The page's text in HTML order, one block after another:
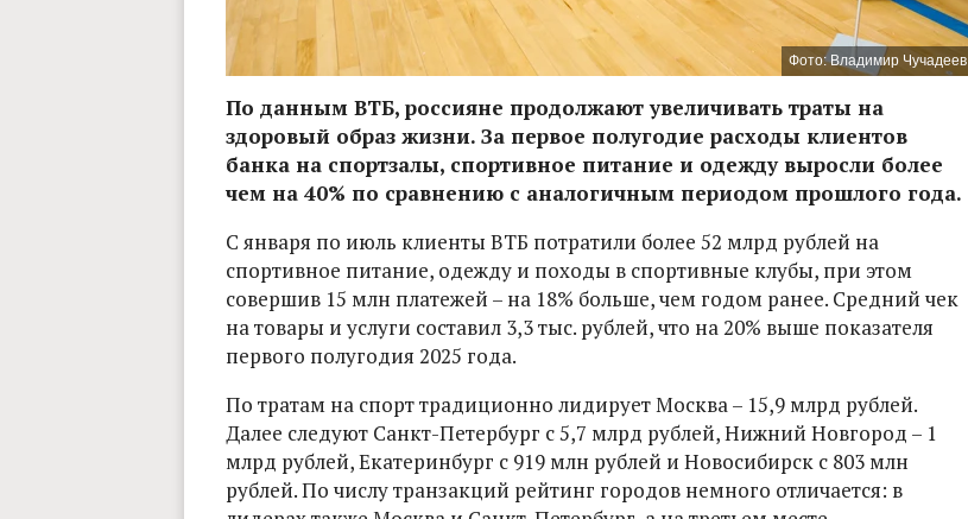
Фото: Владимир Чучадеев
По данным ВТБ, россияне продолжают увеличивать траты на
здоровый образ жизни. За первое полугодие расходы клиентов
банка на спортзалы, спортивное питание и одежду выросли более
чем на 40% по сравнению с аналогичным периодом прошлого года.
С января по июль клиенты ВТБ потратили более 52 млрд рублей на
спортивное питание, одежду и походы в спортивные клубы, при этом
совершив 15 млн платежей – на 18% больше, чем годом ранее. Средний чек
на товары и услуги составил 3,3 тыс. рублей, что на 20% выше показателя
первого полугодия 2025 года.
По тратам на спорт традиционно лидирует Москва – 15,9 млрд рублей.
Далее следуют Санкт-Петербург с 5,7 млрд рублей, Нижний Новгород – 1
млрд рублей, Екатеринбург с 919 млн рублей и Новосибирск с 803 млн
рублей. По числу транзакций рейтинг городов немного отличается: в